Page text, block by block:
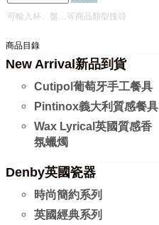
可輸入杯、盤…等商品類型搜尋
商品目錄
New Arrival新品到貨
Cutipol葡萄牙手工餐具
Pintinox義大利質感餐具
Wax Lyrical英國質感香
氛蠟燭
Denby英國瓷器
時尚簡約系列
英國經典系列